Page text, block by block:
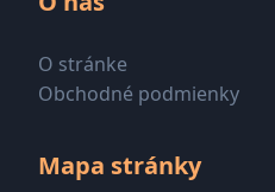
O stránke
Obchodné podmienky
Mapa stránky